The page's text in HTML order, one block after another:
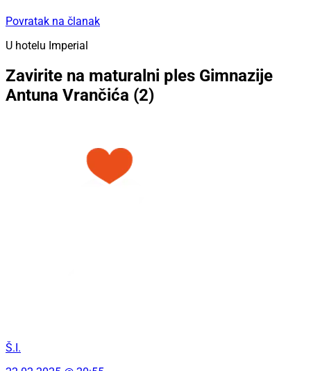
Povratak na članak
U hotelu Imperial
Zavirite na maturalni ples Gimnazije
Antuna Vrančića (2)
Š.I.